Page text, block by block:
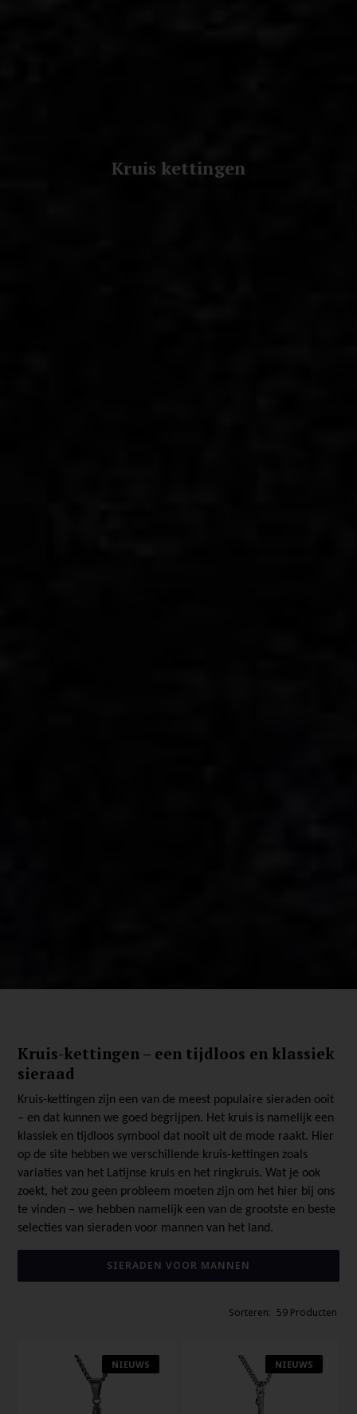
Kruis kettingen
Kruis-kettingen – een tijdloos en klassiek
sieraad
Kruis-kettingen zijn een van de meest populaire sieraden ooit
– en dat kunnen we goed begrijpen. Het kruis is namelijk een
klassiek en tijdloos symbool dat nooit uit de mode raakt. Hier
op de site hebben we verschillende kruis-kettingen zoals
variaties van het Latijnse kruis en het ringkruis. Wat je ook
zoekt, het zou geen probleem moeten zijn om het hier bij ons
te vinden – we hebben namelijk een van de grootste en beste
selecties van sieraden voor mannen van het land.
SIERADEN VOOR MANNEN
59 Producten
NIEUWS NIEUWS